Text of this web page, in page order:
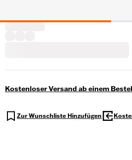
Kostenloser Versand ab einem
Zur Wunschliste Hinzufügen